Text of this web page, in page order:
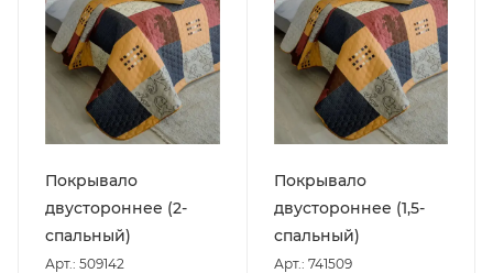
Покрывало
двустороннее (2-
спальный)
Арт.: 509142
Покрывало
двустороннее (1,5-
спальный)
Арт.: 741509